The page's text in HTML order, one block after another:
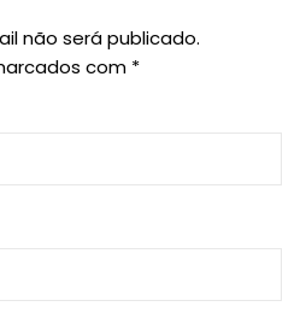
não será publicado.
com *